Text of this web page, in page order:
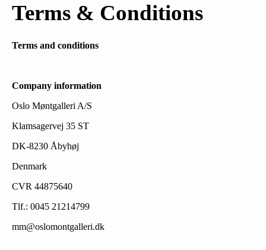
Terms & Conditions
Terms and conditions
Company information
Oslo Møntgalleri A/S
Klamsagervej 35 ST
DK-8230 Åbyhøj
Denmark
CVR 44875640
Tlf.: 0045 21214799
mm@oslomontgalleri.dk